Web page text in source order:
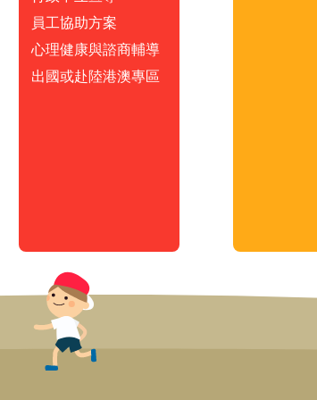
員工協助方案
心理健康與諮商輔導
出國或赴陸港澳專區